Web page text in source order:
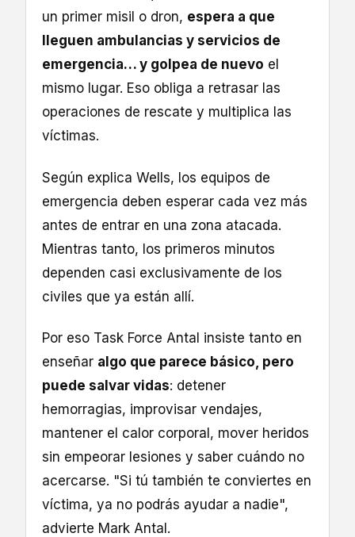
un primer misil o dron, espera a que
lleguen ambulancias y servicios de
emergencia… y golpea de nuevo el
mismo lugar. Eso obliga a retrasar las
operaciones de rescate y multiplica las
víctimas.
Según explica Wells, los equipos de
emergencia deben esperar cada vez más
antes de entrar en una zona atacada.
Mientras tanto, los primeros minutos
dependen casi exclusivamente de los
civiles que ya están allí.
Por eso Task Force Antal insiste tanto en
enseñar algo que parece básico, pero
puede salvar vidas: detener
hemorragias, improvisar vendajes,
mantener el calor corporal, mover heridos
sin empeorar lesiones y saber cuándo no
acercarse. "Si tú también te conviertes en
víctima, ya no podrás ayudar a nadie",
advierte Mark Antal.